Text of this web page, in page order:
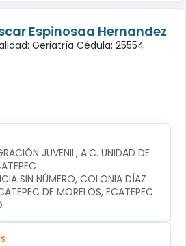
Espinosaa Hernandez
Geriatría Cédula: 25554
JUVENIL, A.C. UNIDAD DE
SIN NÚMERO, COLONIA DÍAZ
DE MORELOS, ECATEPEC